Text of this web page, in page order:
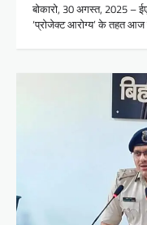
बोकारो, 30 अगस्त, 2025 –
‘प्रोजेक्ट आरोग्य’ के तहत आज